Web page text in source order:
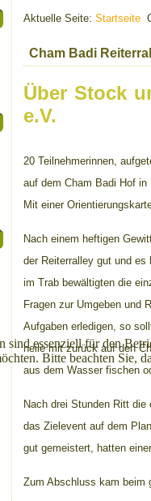
Aktuelle Seite: Startseite
Cham Badi
Über Stock
e.V.
20 Teilnehmerinnen,
auf dem Cham Badi Hof
Mit einer
Nach einem heftigen
der Reiterralley gut und
im Trab bewältigten die
Fragen zur Umgeben und
Aufgaben erledigen, so
heile mit zurück auf den
aus dem Wasser fischen
Nach drei Stunden Ritt
das Zielevent auf dem
gut gemeistert, hatten
Zum Abschluss kam beim
essenziell für den
Bitte beachten